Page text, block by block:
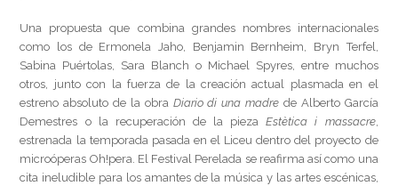
Una propuesta que combina grandes nombres internacionales
como los de Ermonela Jaho, Benjamin Bernheim, Bryn Terfel,
Sabina Puértolas, Sara Blanch o Michael Spyres, entre muchos
otros, junto con la fuerza de la creación actual plasmada en el
estreno absoluto de la obra Diario di una madre de Alberto García
Demestres o la recuperación de la piezaEstètica i massacre,
estrenada la temporada pasada en el Liceu dentro del proyecto de
microóperas Oh!pera. El Festival Perelada se reafirma así como una
cita ineludible para los amantes de la música y las artes escénicas,